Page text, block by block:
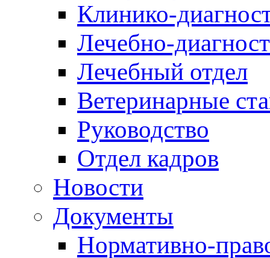
Клинико-
Лечебно-
Лечебный отдел
Ветеринарные
Руководство
Отдел кадров
Новости
Документы
Нормативно-